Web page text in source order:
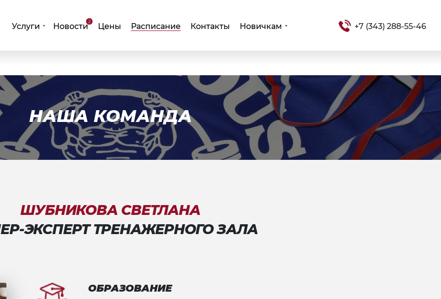
Услуги Новости
2
Цены Расписание Контакты Новичкам +7 (343) 288-55-46
НАША КОМАНДА
ШУБНИКОВА СВЕТЛАНА
ЭКСПЕРТ ТРЕНАЖЕРНОГО ЗАЛА
ОБРАЗОВАНИЕ